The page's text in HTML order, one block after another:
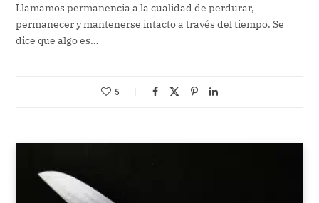
Llamamos permanencia a la cualidad de perdurar,
permanecer y mantenerse intacto a través del tiempo. Se
dice que algo es…
5